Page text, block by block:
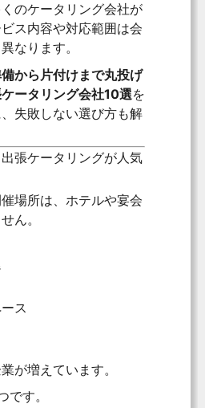
のケータリング会社が
ス内容や対応範囲は会
なります。
から片付けまで丸投げ
ータリング会社10選を
失敗しない選び方も解
張ケータリングが人気
場所は、ホテルや宴会
ん。
ス
が増えています。
です。